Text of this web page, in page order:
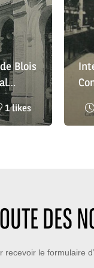
Blois
Nombre
de
1 likes
DES
recevoir le formulaire